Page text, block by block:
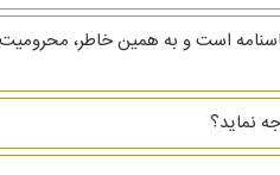
است و به همین خاطر،
نماید؟